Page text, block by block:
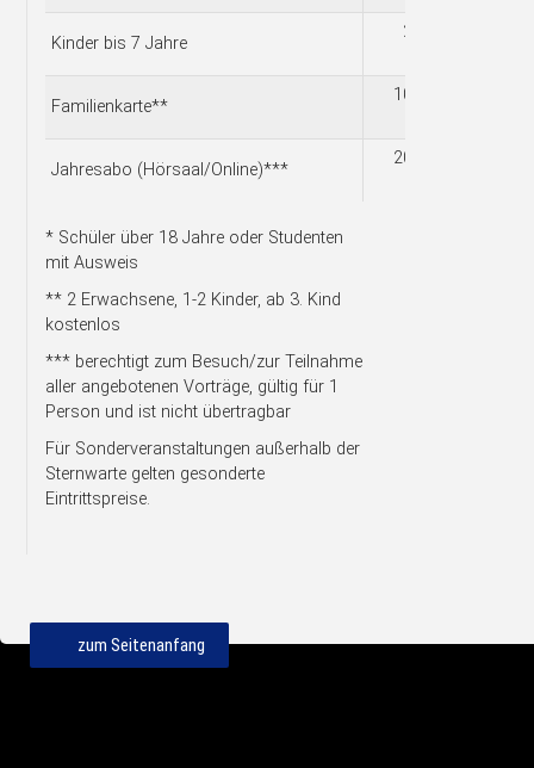
Kinder bis 7 Jahre
2,00
Familienkarte**
10,00
Jahresabo (Hörsaal/Online)***
20,00
* Schüler über 18 Jahre oder Studenten
mit Ausweis
** 2 Erwachsene, 1-2 Kinder, ab 3. Kind
kostenlos
*** berechtigt zum Besuch/zur Teilnahme
aller angebotenen Vorträge, gültig für 1
Person und ist nicht übertragbar
Für Sonderveranstaltungen außerhalb der
Sternwarte gelten gesonderte
Eintrittspreise.
zum Seitenanfang